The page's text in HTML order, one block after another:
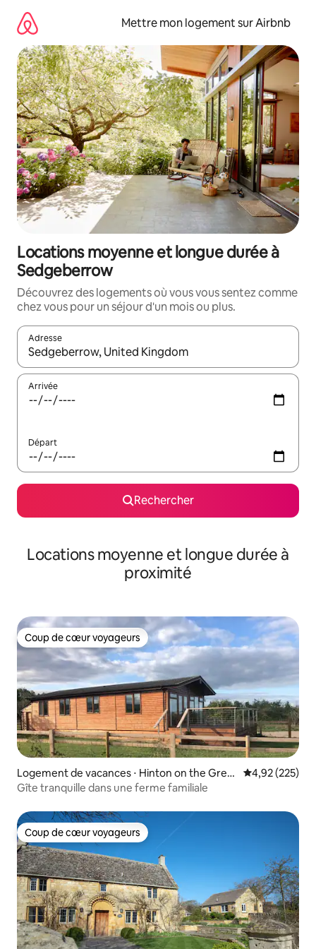
directement
contenu
Mettre mon logement sur Airbnb
Locations moyenne et longue durée à
Sedgeberrow
Découvrez des logements où vous vous sentez comme
chez vous pour un séjour d'un mois ou plus.
Adresse
Lorsque les résultats s'affichent, utilisez les flèches vers le
Arrivée
Départ
Rechercher
Locations moyenne et longue durée à
proximité
Coup de cœur voyageurs
Coup de cœur voyageurs
Logement de vacances ⋅ Hinton on the Gree
n
Évaluation
4,92 (225)
Gîte tranquille dans une ferme familiale
Coup de cœur voyageurs
Coup de cœur voyageurs